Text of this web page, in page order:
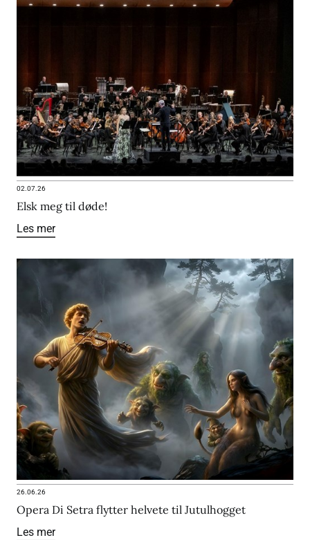
02.07.26
Elsk meg til døde!
Les mer
26.06.26
Opera Di Setra flytter helvete til Jutulhogget
Les mer